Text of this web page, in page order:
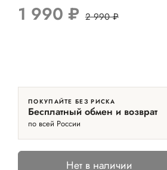
1 990 ₽ 2 990 ₽
ПОКУПАЙТЕ БЕЗ РИСКА
Бесплатный обмен и возврат
по всей России
Нет в наличии